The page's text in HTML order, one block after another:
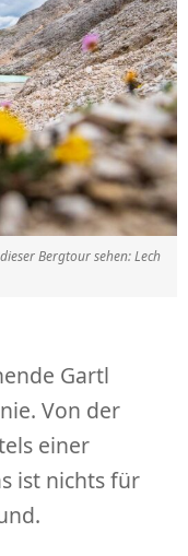
Bergtour sehen: Lech
Gartl
Von der
einer
ist nichts für